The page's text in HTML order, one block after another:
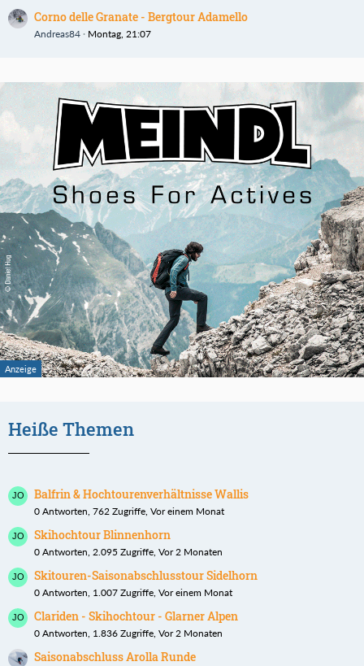
Corno delle Granate - Bergtour Adamello
Andreas84 Montag, 21:07
Heiße Themen
Balfrin & Hochtourenverhältnisse Wallis
0 Antworten, 762 Zugriffe, Vor einem Monat
Skihochtour Blinnenhorn
0 Antworten, 2.095 Zugriffe, Vor 2 Monaten
Skitouren-Saisonabschlusstour Sidelhorn
0 Antworten, 1.007 Zugriffe, Vor einem Monat
Clariden - Skihochtour - Glarner Alpen
0 Antworten, 1.836 Zugriffe, Vor 2 Monaten
Saisonabschluss Arolla Runde